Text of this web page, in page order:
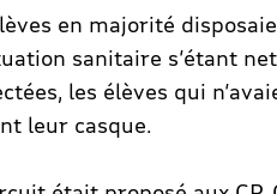
en majorité
sanitaire s’étant
les élèves qui
leur casque.